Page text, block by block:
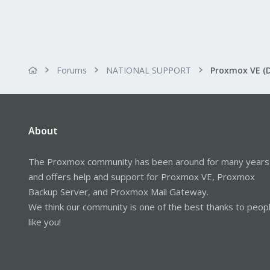
Forums NATIONAL SUPPORT Proxmox VE
About
The Proxmox community has been around for many years
and offers help and support for Proxmox VE, Proxmox
Backup Server, and Proxmox Mail Gateway.
We think our community is one of the best thanks to
like you!